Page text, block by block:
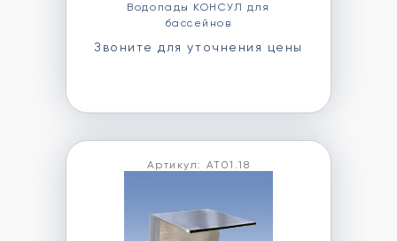
Водопады КОНСУЛ для
бассейнов
Звоните для уточнения цены
Артикул: АТ01.18